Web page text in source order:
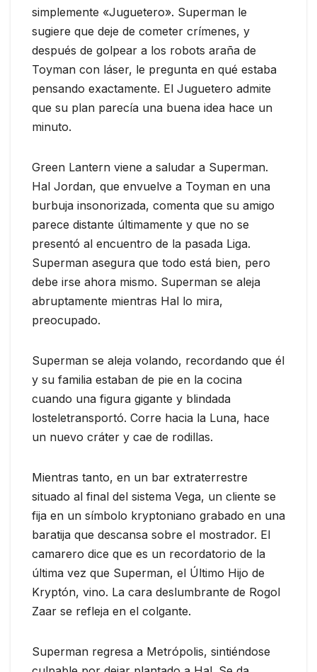
simplemente «Juguetero». Superman le
sugiere que deje de cometer crímenes, y
después de golpear a los robots araña de
Toyman con láser, le pregunta en qué estaba
pensando exactamente. El Juguetero admite
que su plan parecía una buena idea hace un
minuto.
Green Lantern viene a saludar a Superman.
Hal Jordan, que envuelve a Toyman en una
burbuja insonorizada, comenta que su amigo
parece distante últimamente y que no se
presentó al encuentro de la pasada Liga.
Superman asegura que todo está bien, pero
debe irse ahora mismo. Superman se aleja
abruptamente mientras Hal lo mira,
preocupado.
Superman se aleja volando, recordando que él
y su familia estaban de pie en la cocina
cuando una figura gigante y blindada
losteletransportó. Corre hacia la Luna, hace
un nuevo cráter y cae de rodillas.
Mientras tanto, en un bar extraterrestre
situado al final del sistema Vega, un cliente se
fija en un símbolo kryptoniano grabado en una
baratija que descansa sobre el mostrador. El
camarero dice que es un recordatorio de la
última vez que Superman, el Último Hijo de
Kryptón, vino. La cara deslumbrante de Rogol
Zaar se refleja en el colgante.
Superman regresa a Metrópolis, sintiéndose